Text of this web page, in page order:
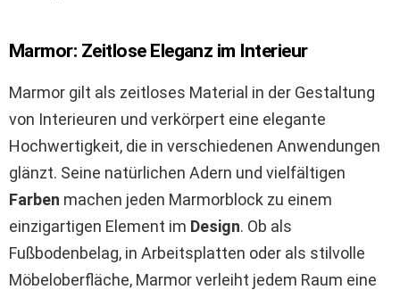
Marmor: Zeitlose Eleganz im Interieur
Marmor gilt als zeitloses Material in der Gestaltung
von Interieuren und verkörpert eine elegante
Hochwertigkeit, die in verschiedenen Anwendungen
glänzt. Seine natürlichen Adern und vielfältigen
Farben machen jeden Marmorblock zu einem
einzigartigen Element im Design. Ob als
Fußbodenbelag, in Arbeitsplatten oder als stilvolle
Möbeloberfläche, Marmor verleiht jedem Raum eine